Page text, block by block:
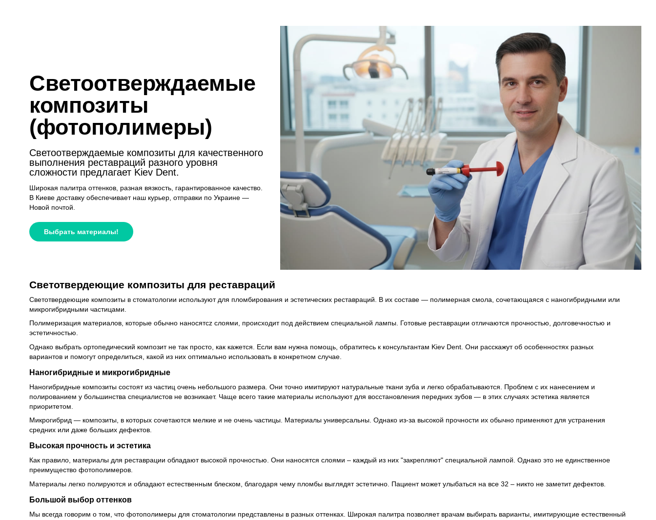
Светоотверждаемые
композиты
(фотополимеры)
Светоотверждаемые композиты для качественного
выполнения реставраций разного уровня
сложности предлагает Kiev Dent.
Широкая палитра оттенков, разная вязкость, гарантированное качество.
В Киеве доставку обеспечивает наш курьер, отправки по Украине —
Новой почтой.
Выбрать материалы!
Светотвердеющие композиты для реставраций
Светотвердеющие композиты в стоматологии используют для пломбирования и эстетических реставраций. В их составе — полимерная смола, сочетающаяся с наногибридными или
микрогибридными частицами.
Полимеризация материалов, которые обычно наносятcz слоями, происходит под действием специальной лампы. Готовые реставрации отличаются прочностью, долговечностью и
эстетичностью.
Однако выбрать ортопедический композит не так просто, как кажется. Если вам нужна помощь, обратитесь к консультантам Kiev Dent. Они расскажут об особенностях разных
вариантов и помогут определиться, какой из них оптимально использовать в конкретном случае.
Наногибридные и микрогибридные
Наногибридные композиты состоят из частиц очень небольшого размера. Они точно имитируют натуральные ткани зуба и легко обрабатываются. Проблем с их нанесением и
полированием у большинства специалистов не возникает. Чаще всего такие материалы используют для восстановления передних зубов — в этих случаях эстетика является
приоритетом.
Микрогибрид — композиты, в которых сочетаются мелкие и не очень частицы. Материалы универсальны. Однако из-за высокой прочности их обычно применяют для устранения
средних или даже больших дефектов.
Высокая прочность и эстетика
Как правило, материалы для реставрации обладают высокой прочностью. Они наносятся слоями – каждый из них "закрепляют" специальной лампой. Однако это не единственное
преимущество фотополимеров.
Материалы легко полируются и обладают естественным блеском, благодаря чему пломбы выглядят эстетично. Пациент может улыбаться на все 32 – никто не заметит дефектов.
Большой выбор оттенков
Мы всегда говорим о том, что фотополимеры для стоматологии представлены в разных оттенках. Широкая палитра позволяет врачам выбирать варианты, имитирующие естественный